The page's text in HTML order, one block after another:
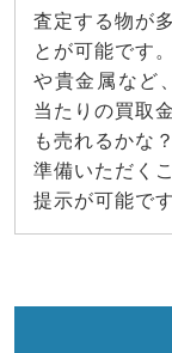
査定する物が
とが可能です
や貴金属など
当たりの買取
も売れるかな
準備いただく
提示が可能です